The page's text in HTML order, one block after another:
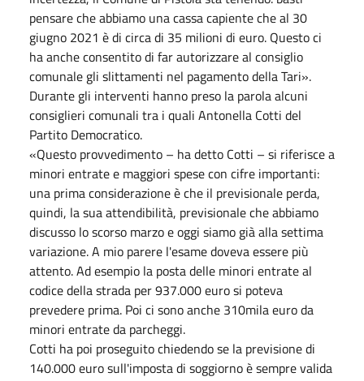
pensare che abbiamo una cassa capiente che al 30
giugno 2021 è di circa di 35 milioni di euro. Questo ci
ha anche consentito di far autorizzare al consiglio
comunale gli slittamenti nel pagamento della Tari».
Durante gli interventi hanno preso la parola alcuni
consiglieri comunali tra i quali Antonella Cotti del
Partito Democratico.
«Questo provvedimento – ha detto Cotti – si riferisce a
minori entrate e maggiori spese con cifre importanti:
una prima considerazione è che il previsionale perda,
quindi, la sua attendibilità, previsionale che abbiamo
discusso lo scorso marzo e oggi siamo già alla settima
variazione. A mio parere l'esame doveva essere più
attento. Ad esempio la posta delle minori entrate al
codice della strada per 937.000 euro si poteva
prevedere prima. Poi ci sono anche 310mila euro da
minori entrate da parcheggi.
Cotti ha poi proseguito chiedendo se la previsione di
140.000 euro sull'imposta di soggiorno è sempre valida